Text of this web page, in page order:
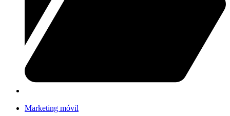
Marketing móvil